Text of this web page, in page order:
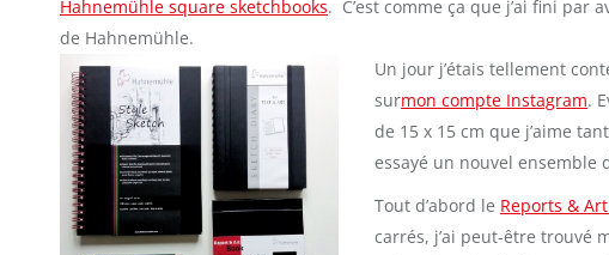
Hahnemühle square sketchbooks. C’est comme ça que j’ai fini par
de Hahnemühle.
Un jour j’étais tellement
surmon compte Instagram.
de 15 x 15 cm que j’aime
essayé un nouvel ensemble
Tout d’abord le Reports &
carrés, j’ai peut-être trouvé